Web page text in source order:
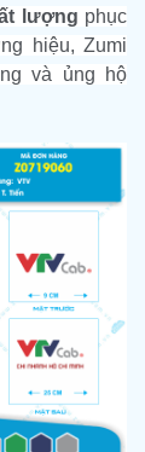
lượng phục
hiệu, Zumi
và ủng hộ